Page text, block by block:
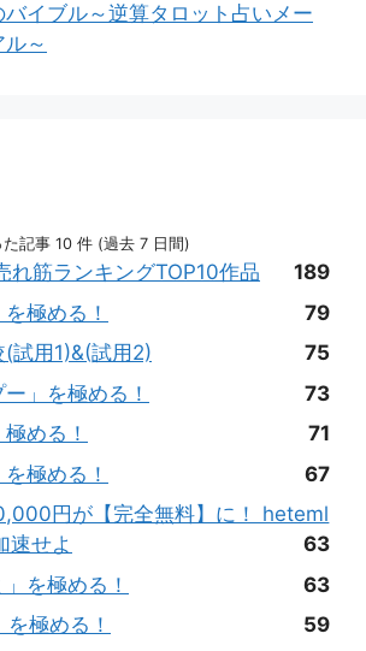
イブル～逆算タロット占いメー
～
記事 10 件 (過去 7 日間)
れ筋ランキングTOP10作品
189
極める！
79
試用1)&(試用2)
75
」を極める！
73
める！
71
極める！
67
円が【完全無料】に！ heteml
速せよ
63
を極める！
63
極める！
59